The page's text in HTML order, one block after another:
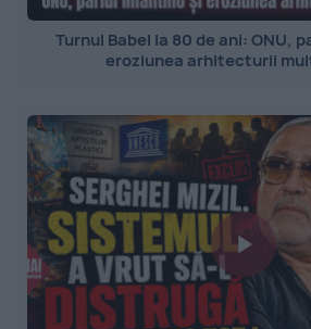
Turnul Babel la 80 de ani: ONU,
eroziunea arhitecturii